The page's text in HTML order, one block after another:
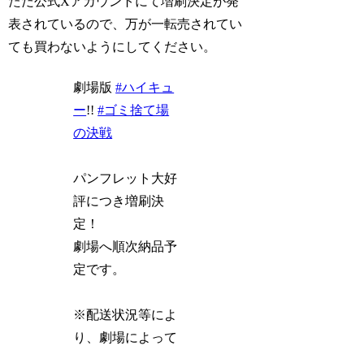
表されているので、万が一転売されてい
ても買わないようにしてください。
劇場版#ハイキュ
ー!!#ゴミ捨て場
の決戦
パンフレット大好
評につき増刷決
定！
劇場へ順次納品予
定です。
※配送状況等によ
り、劇場によって